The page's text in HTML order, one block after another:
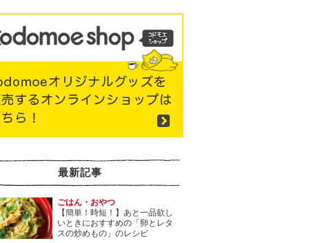
最新記事
ごはん・おやつ
【簡単！時短！】あと一品欲し
いときにおすすめの「卵とレタ
スの炒めもの」のレシピ